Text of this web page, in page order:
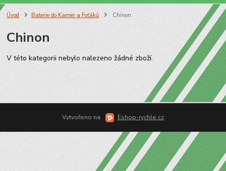
Úvod Baterie do Kamer a Foťáků Chinon
Chinon
V této kategorii nebylo nalezeno žádné zboží.
Vytvořeno na Eshop-rychle.cz